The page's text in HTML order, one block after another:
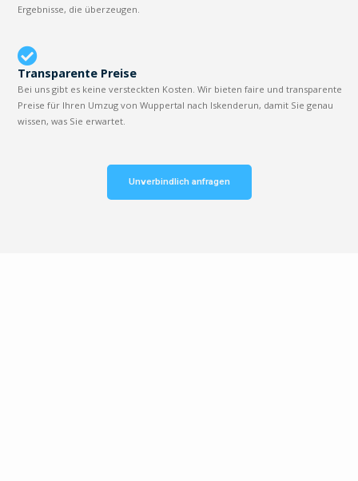
Ergebnisse, die überzeugen.
Transparente Preise
Bei uns gibt es keine versteckten Kosten. Wir bieten faire und transparente
Preise für Ihren Umzug von Wuppertal nach Iskenderun, damit Sie genau
wissen, was Sie erwartet.
Unverbindlich anfragen